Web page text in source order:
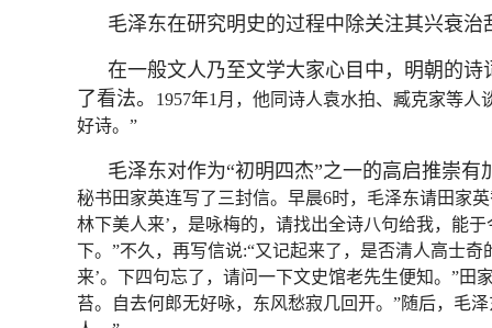
毛泽东在研究明史的过程中除关注其兴衰
在一般文人乃至文学大家心目中，明朝的
了看法。
1957年1月，他同诗人袁水拍、臧克家等
好诗。”
毛泽东对作为“初明四杰”之一的高启推崇
秘书田家英连写了三封信。早晨6时，毛泽东请田家
林下美人来’，是咏梅的，请找出全诗八句给我，能
下。”不久，再写信说:“又记起来了，是否清人高士
来’。下四句忘了，请问一下文史馆老先生便知。”
苔。自去何郎无好咏，东风愁寂几回开。”随后，毛